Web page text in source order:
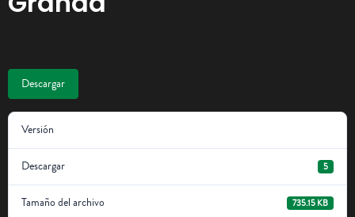
Descargar
Versión
Descargar 5
Tamaño del archivo 735.15 KB